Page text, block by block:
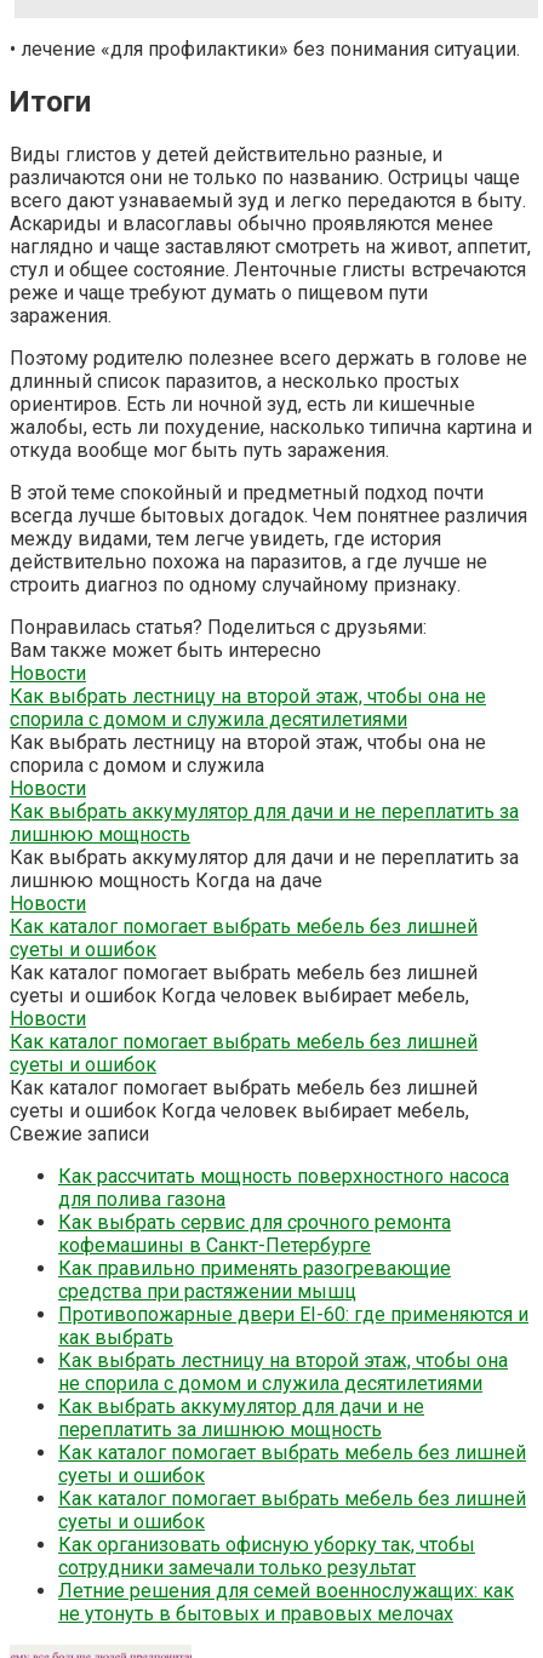
• лечение «для профилактики» без понимания ситуации.
Итоги
Виды глистов у детей действительно разные, и
различаются они не только по названию. Острицы чаще
всего дают узнаваемый зуд и легко передаются в быту.
Аскариды и власоглавы обычно проявляются менее
наглядно и чаще заставляют смотреть на живот, аппетит,
стул и общее состояние. Ленточные глисты встречаются
реже и чаще требуют думать о пищевом пути
заражения.
Поэтому родителю полезнее всего держать в голове не
длинный список паразитов, а несколько простых
ориентиров. Есть ли ночной зуд, есть ли кишечные
жалобы, есть ли похудение, насколько типична картина и
откуда вообще мог быть путь заражения.
В этой теме спокойный и предметный подход почти
всегда лучше бытовых догадок. Чем понятнее различия
между видами, тем легче увидеть, где история
действительно похожа на паразитов, а где лучше не
строить диагноз по одному случайному признаку.
Понравилась статья? Поделиться с друзьями:
Вам также может быть интересно
Новости
Как выбрать лестницу на второй этаж, чтобы она не
спорила с домом и служила десятилетиями
Как выбрать лестницу на второй этаж, чтобы она не
спорила с домом и служила
Новости
Как выбрать аккумулятор для дачи и не переплатить за
лишнюю мощность
Как выбрать аккумулятор для дачи и не переплатить за
лишнюю мощность Когда на даче
Новости
Как каталог помогает выбрать мебель без лишней
суеты и ошибок
Как каталог помогает выбрать мебель без лишней
суеты и ошибок Когда человек выбирает мебель,
Новости
Как каталог помогает выбрать мебель без лишней
суеты и ошибок
Как каталог помогает выбрать мебель без лишней
суеты и ошибок Когда человек выбирает мебель,
Свежие записи
Как рассчитать мощность поверхностного насоса
для полива газона
Как выбрать сервис для срочного ремонта
кофемашины в Санкт-Петербурге
Как правильно применять разогревающие
средства при растяжении мышц
Противопожарные двери EI-60: где применяются и
как выбрать
Как выбрать лестницу на второй этаж, чтобы она
не спорила с домом и служила десятилетиями
Как выбрать аккумулятор для дачи и не
переплатить за лишнюю мощность
Как каталог помогает выбрать мебель без лишней
суеты и ошибок
Как каталог помогает выбрать мебель без лишней
суеты и ошибок
Как организовать офисную уборку так, чтобы
сотрудники замечали только результат
Летние решения для семей военнослужащих: как
не утонуть в бытовых и правовых мелочах